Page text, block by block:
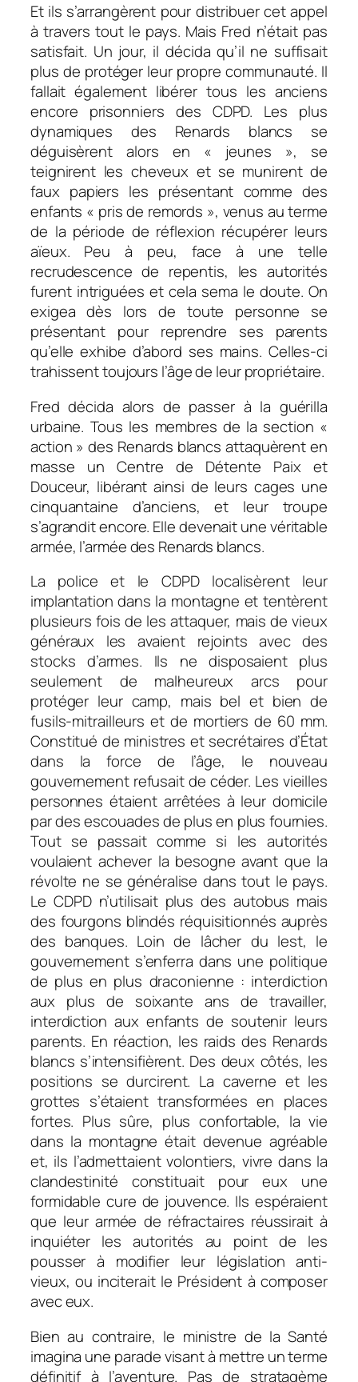
Et ils s’arrangèrent pour distribuer cet appel
à travers tout le pays. Mais Fred n’était pas
satisfait. Un jour, il décida qu’il ne suffisait
plus de protéger leur propre communauté. Il
fallait également libérer tous les anciens
encore prisonniers des CDPD. Les plus
dynamiques des Renards blancs se
déguisèrent alors en « jeunes », se
teignirent les cheveux et se munirent de
faux papiers les présentant comme des
enfants « pris de remords », venus au terme
de la période de réflexion récupérer leurs
aïeux. Peu à peu, face à une telle
recrudescence de repentis, les autorités
furent intriguées et cela sema le doute. On
exigea dès lors de toute personne se
présentant pour reprendre ses parents
qu’elle exhibe d’abord ses mains. Celles-ci
trahissent toujours l’âge de leur propriétaire.
Fred décida alors de passer à la guérilla
urbaine. Tous les membres de la section «
action » des Renards blancs attaquèrent en
masse un Centre de Détente Paix et
Douceur, libérant ainsi de leurs cages une
cinquantaine d’anciens, et leur troupe
s’agrandit encore. Elle devenait une véritable
armée, l’armée des Renards blancs.
La police et le CDPD localisèrent leur
implantation dans la montagne et tentèrent
plusieurs fois de les attaquer, mais de vieux
généraux les avaient rejoints avec des
stocks d’armes. Ils ne disposaient plus
seulement de malheureux arcs pour
protéger leur camp, mais bel et bien de
fusils-mitrailleurs et de mortiers de 60 mm.
Constitué de ministres et secrétaires d’État
dans la force de l’âge, le nouveau
gouvernement refusait de céder. Les vieilles
personnes étaient arrêtées à leur domicile
par des escouades de plus en plus fournies.
Tout se passait comme si les autorités
voulaient achever la besogne avant que la
révolte ne se généralise dans tout le pays.
Le CDPD n’utilisait plus des autobus mais
des fourgons blindés réquisitionnés auprès
des banques. Loin de lâcher du lest, le
gouvernement s’enferra dans une politique
de plus en plus draconienne : interdiction
aux plus de soixante ans de travailler,
interdiction aux enfants de soutenir leurs
parents. En réaction, les raids des Renards
blancs s’intensifièrent. Des deux côtés, les
positions se durcirent. La caverne et les
grottes s’étaient transformées en places
fortes. Plus sûre, plus confortable, la vie
dans la montagne était devenue agréable
et, ils l’admettaient volontiers, vivre dans la
clandestinité constituait pour eux une
formidable cure de jouvence. Ils espéraient
que leur armée de réfractaires réussirait à
inquiéter les autorités au point de les
pousser à modifier leur législation anti-
vieux, ou inciterait le Président à composer
avec eux.
Bien au contraire, le ministre de la Santé
imagina une parade visant à mettre un terme
définitif à l’aventure. Pas de stratagème